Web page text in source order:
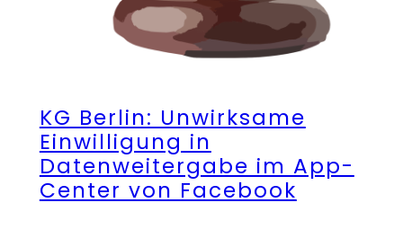
KG Berlin: Unwirksame
Einwilligung in
Datenweitergabe im App-
Center von Facebook